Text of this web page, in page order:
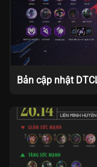
Bản cập nhật